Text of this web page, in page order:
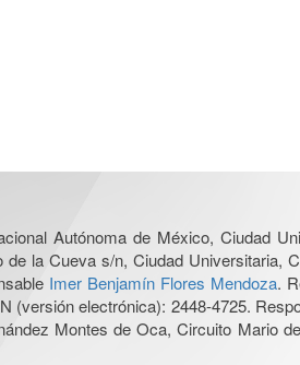
Autónoma de México, Ciudad
la Cueva s/n, Ciudad Universitaria,
Imer Benjamín Flores Mendoza.
(versión electrónica): 2448-4725.
Montes de Oca, Circuito Mario